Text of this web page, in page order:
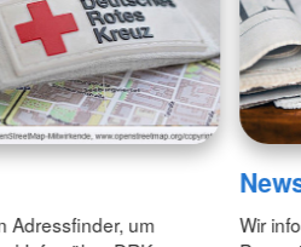
Adressfinder, um
Wir